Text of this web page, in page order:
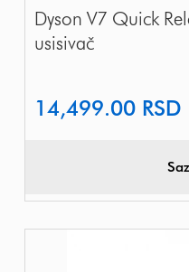
Dyson V7 Quick
usisivač
14,499.00 RSD